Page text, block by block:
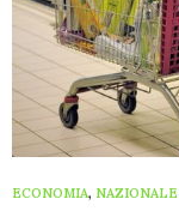
ECONOMIA, NAZIONALE